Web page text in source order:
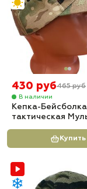
430 руб465 руб
В наличии
Кепка-Бейсболка
тактическая
Купить